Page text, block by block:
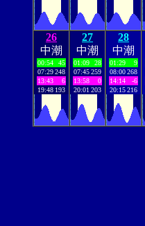
26
中潮
00:54
45
07:29248
13:43
6
19:48 193
27
中潮
01:09
28
07:45259
13:58
0
20:01 203
28
中潮
01:29
9
08:00268
14:14
-6
20:15216